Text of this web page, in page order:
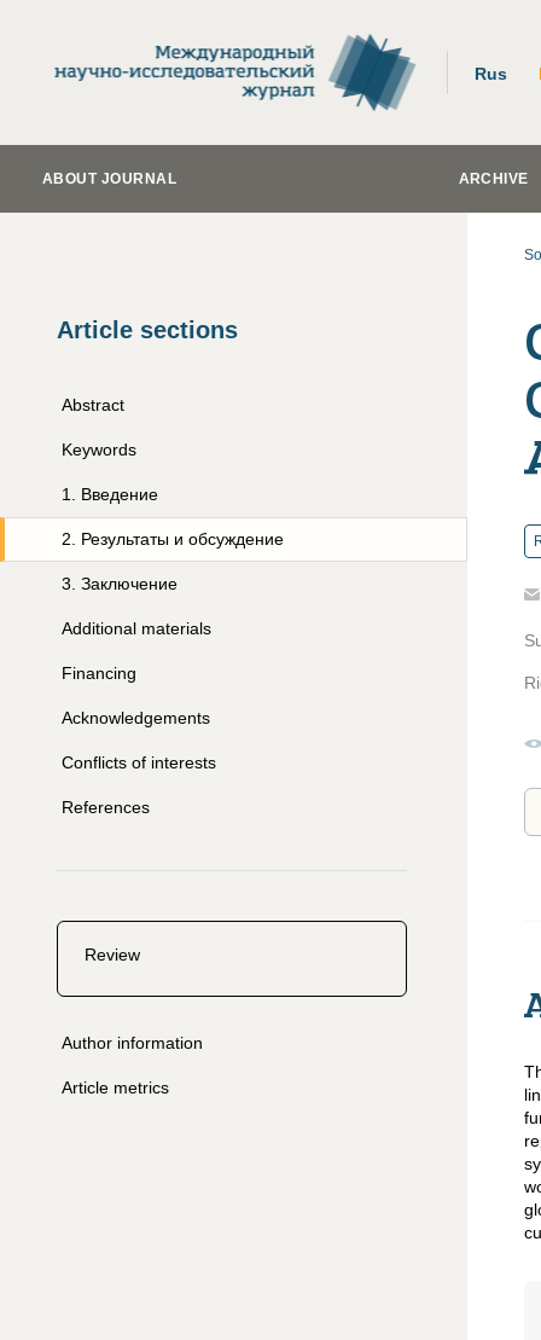
Rus
ABOUT JOURNAL ARCHIVE
Article sections
Abstract
Keywords
1 Введение
2 Результаты и обсуждение
3 Заключение
Additional materials
Financing
Acknowledgements
Conflicts of interests
References
Review
Author information
Article metrics